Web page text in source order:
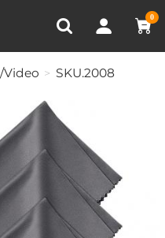
0
RECENTEMENTE
Comparar produtos (0)
Video SKU.2008